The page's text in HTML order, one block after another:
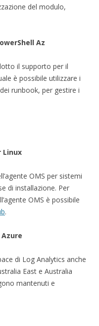
del modulo,
Az
il supporto per il
è possibile utilizzare i
runbook, per gestire i
Linux
OMS per sistemi
di installazione. Per
OMS è possibile
.
di Log Analytics anche
East e Australia
mantenuti e